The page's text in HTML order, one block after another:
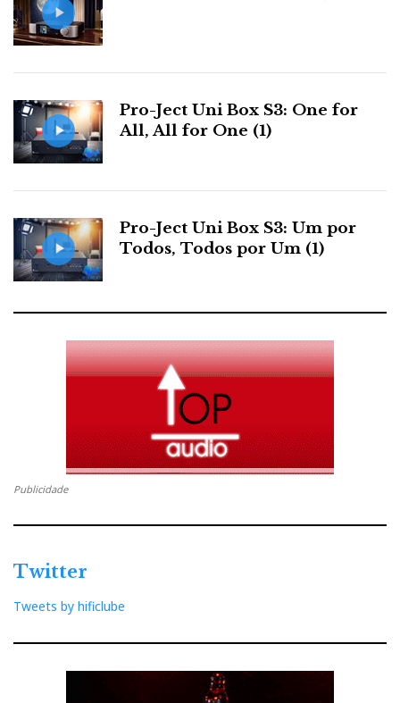
Pro-Ject Uni Box S3: One for
All, All for One (1)
Pro-Ject Uni Box S3: Um por
Todos, Todos por Um (1)
Publicidade
Twitter
Tweets by hificlube